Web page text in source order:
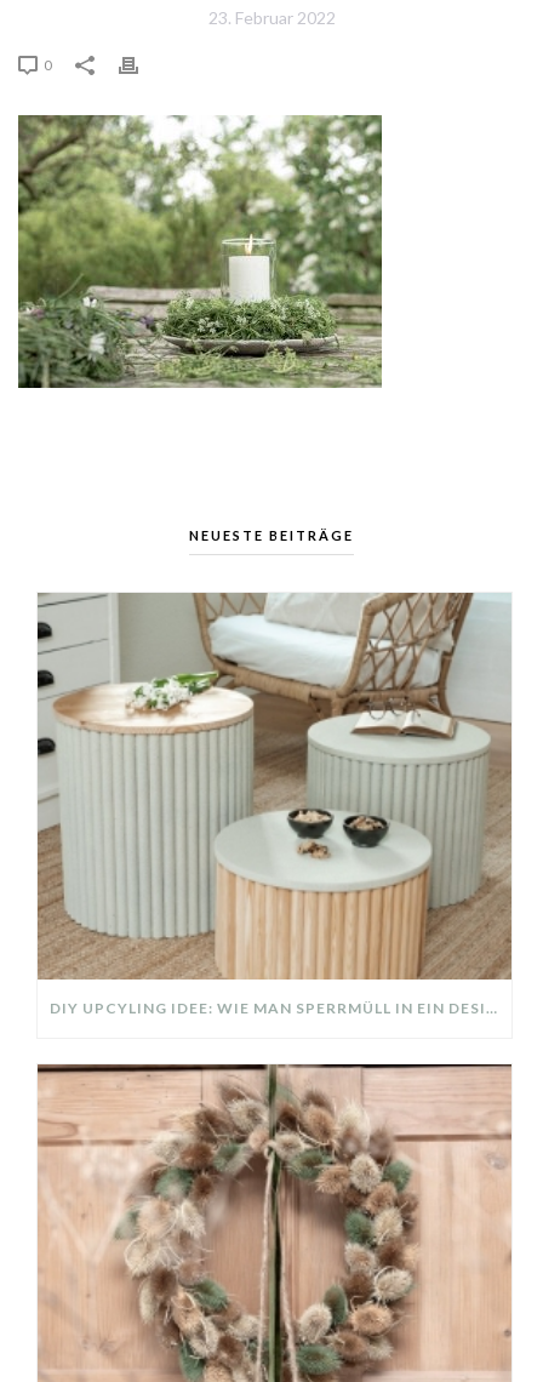
23. Februar 2022
0
NEUESTE BEITRÄGE
DIY UPCYLING IDEE: WIE MAN SPERRMÜLL IN EIN DESIGNER TEIL VERWANDELT